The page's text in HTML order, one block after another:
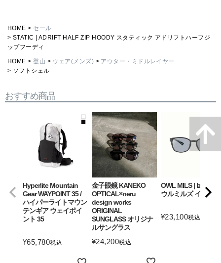
HOME
セール
STATIC | ADRIFT HALF ZIP HOODY スタティック アドリフトハーフジ
ップフーディ
HOME 登山 ウェア(メンズ)
アウター・ミドルレイヤー
ソフトシェル
おすすめ商品
Hyperlite Mountain
Gear WAYPOINT 35 /
ハイパーライトマウン
テンギア ウェイポイ
ント 35
¥65,780税込
金子眼鏡 KANEKO
OPTICAL×neru
design works
ORIGINAL
SUNGLASS オリジナ
ルサングラス
¥24,200税込
OWL MILS | Izanagi
ウルミルズ イザナギ
¥23,100税込